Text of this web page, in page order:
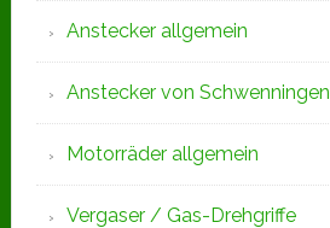
Anstecker allgemein
Anstecker von Schwenningen
Motorräder allgemein
Vergaser / Gas-Drehgriffe